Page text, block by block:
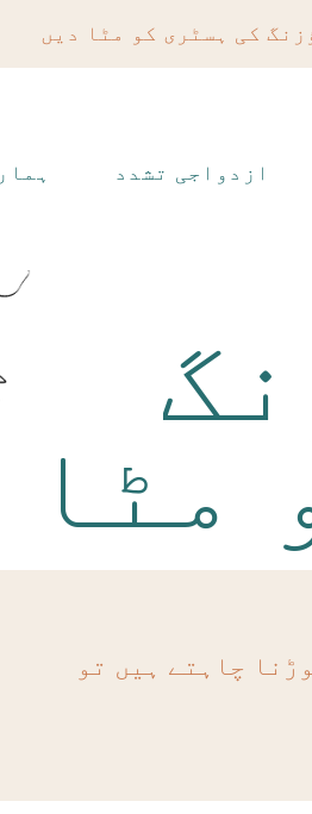
کی ہسٹری کو مٹا دیں
ازدواجی تشدد
مٹا
چاہتے ہیں تو